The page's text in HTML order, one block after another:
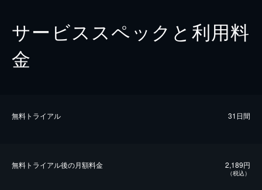
サービススペックと利用料
金
無料トライアル 31日間
無料トライアル後の⽉額料金 2,189円
（税込）